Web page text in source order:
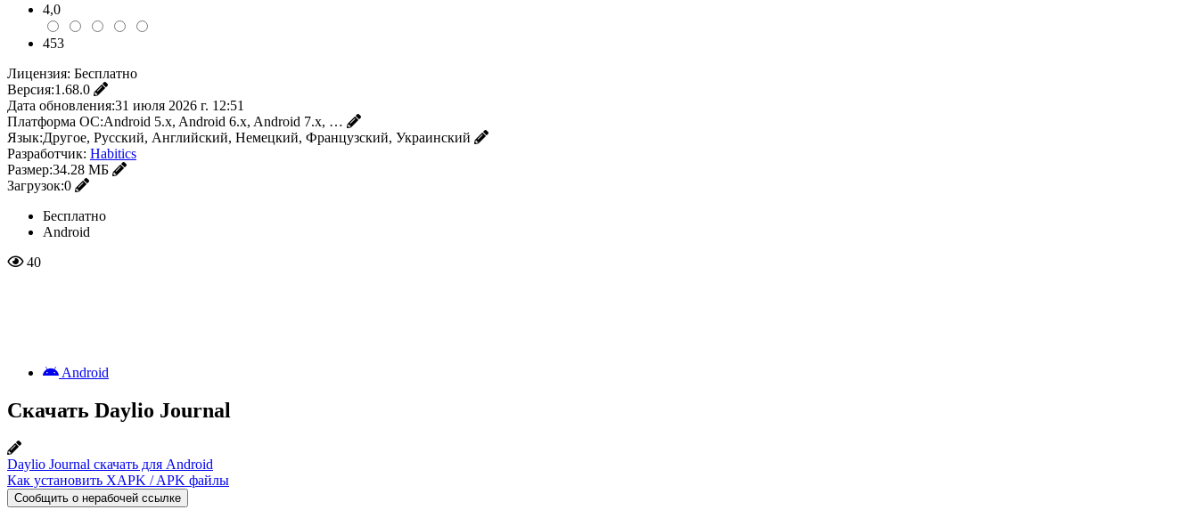
4,0
453
Лицензия: Бесплатно
Версия:1.68.0
Дата обновления:31 июля 2026 г. 12:51
Платформа ОС:Android 5.x, Android 6.x, Android 7.x, …
Язык:Другое, Русский, Английский, Немецкий, Французский, Украинский
Разработчик: Habitics
Размер:34.28 МБ
Загрузок:0
Бесплатно
Android
40
Android
Скачать Daylio Journal
Daylio Journal скачать для Android
Как установить XAPK / APK файлы
Сообщить о нерабочей ссылке